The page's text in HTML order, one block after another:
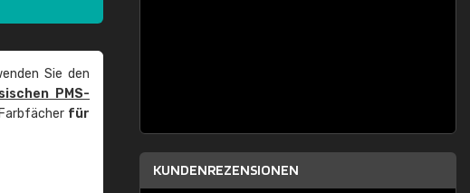
Sie den
PMS-
für
KUNDENREZENSIONEN